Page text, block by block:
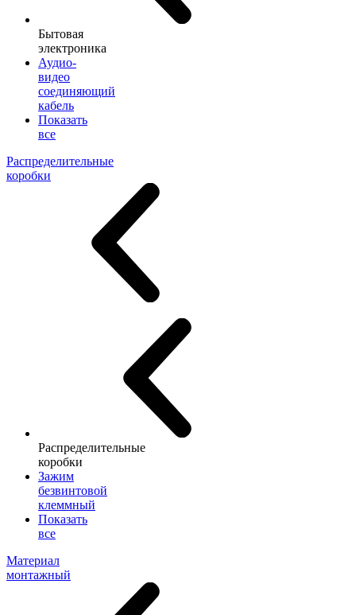
Бытовая
электроника
Аудио-
видео
соединяющий
кабель
Показать
все
Распределительные
коробки
Распределительные
коробки
Зажим
безвинтовой
клеммный
Показать
все
Материал
монтажный